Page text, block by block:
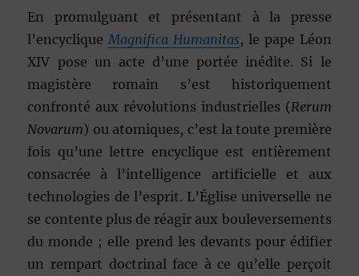
En promulguant et présentant à la presse
l’encyclique Magnifica Humanitas, le pape Léon
XIV pose un acte d’une portée inédite. Si le
magistère romain s’est historiquement
confronté aux révolutions industrielles (Rerum
Novarum) ou atomiques, c’est la toute première
fois qu’une lettre encyclique est entièrement
consacrée à l’intelligence artificielle et aux
technologies de l’esprit. L’Église universelle ne
se contente plus de réagir aux bouleversements
du monde ; elle prend les devants pour édifier
un rempart doctrinal face à ce qu’elle perçoit